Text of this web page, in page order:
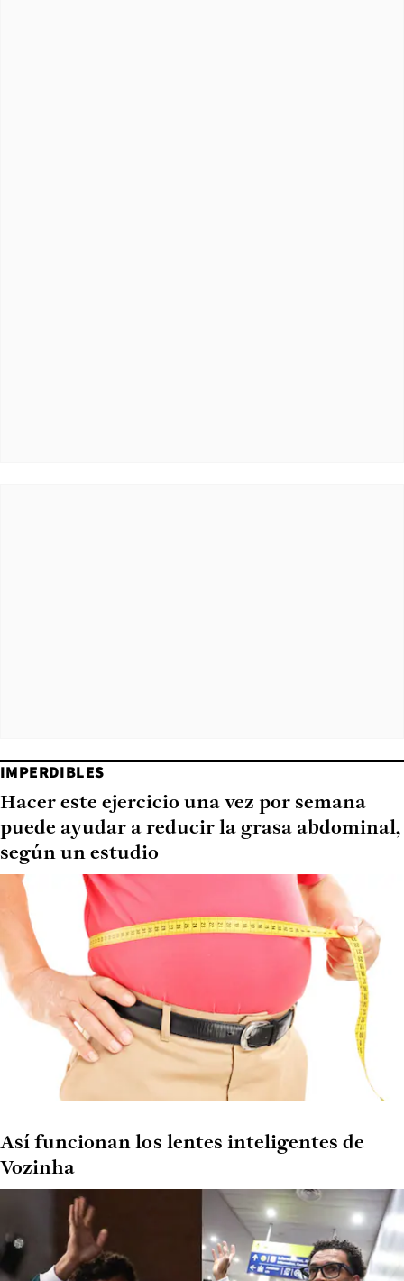
IMPERDIBLES
Hacer este ejercicio una vez por semana
puede ayudar a reducir la grasa abdominal,
según un estudio
Así funcionan los lentes inteligentes de
Vozinha